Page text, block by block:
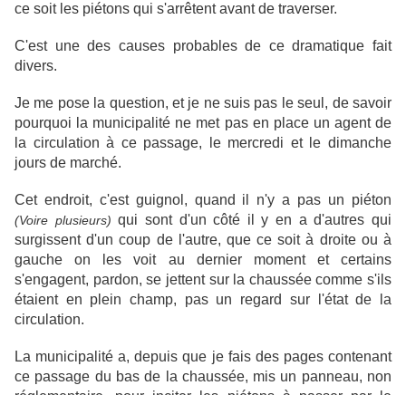
ce soit les piétons qui s'arrêtent avant de traverser.
C'est une des causes probables de ce dramatique fait
divers.
Je me pose la question, et je ne suis pas le seul, de savoir
pourquoi la municipalité ne met pas en place un agent de
la circulation à ce passage, le mercredi et le dimanche
jours de marché.
Cet endroit, c'est guignol, quand il n'y a pas un piéton
(Voire plusieurs) qui sont d'un côté il y en a d'autres qui
surgissent d'un coup de l'autre, que ce soit à droite ou à
gauche on les voit au dernier moment et certains
s'engagent, pardon, se jettent sur la chaussée comme s'ils
étaient en plein champ, pas un regard sur l'état de la
circulation.
La municipalité a, depuis que je fais des pages contenant
ce passage du bas de la chaussée, mis un panneau, non